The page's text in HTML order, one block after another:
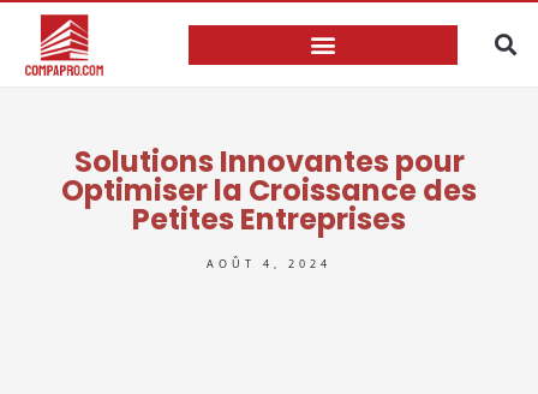
Solutions Innovantes pour
Optimiser la Croissance des
Petites Entreprises
AOÛT 4, 2024